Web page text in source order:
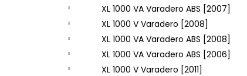
XL 1000 VA Varadero ABS [2007]
XL 1000 V Varadero [2008]
XL 1000 VA Varadero ABS [2008]
XL 1000 VA Varadero ABS [2006]
XL 1000 V Varadero [2011]